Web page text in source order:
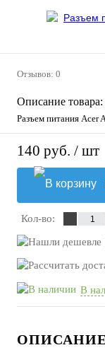
Отзывов: 0
Описание товара:
Разъем питания Acer
140 руб. / шт
Кол-во:
В